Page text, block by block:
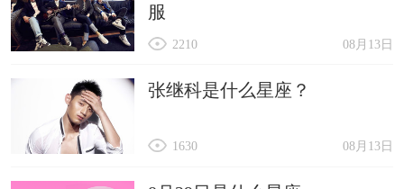
服
08月13日
2210
张继科是什么星座？
08月13日
1630